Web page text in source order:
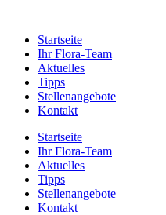
Startseite
Ihr Flora-Team
Aktuelles
Tipps
Stellenangebote
Kontakt
Startseite
Ihr Flora-Team
Aktuelles
Tipps
Stellenangebote
Kontakt